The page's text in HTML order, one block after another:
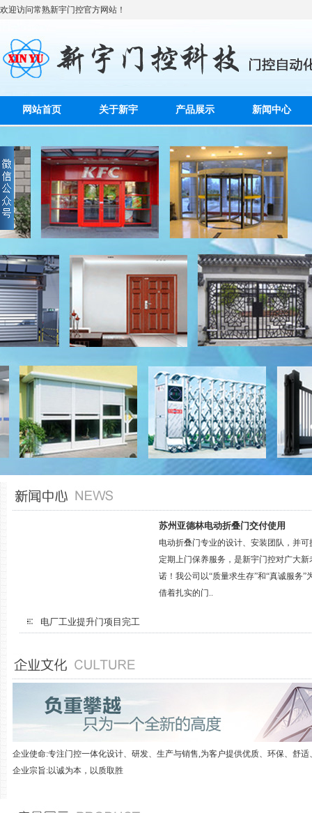
欢迎访问常熟新宇门控官方网站！
网站首页 关于新宇 产品展示 新闻中心
苏州亚德林电动折叠门交付使用
电动折叠门专业的设计、安装团队，并
定期上门保养服务，是新宇门控对广大
诺！我公司以“质量求生存”和“真诚服务”
借着扎实的门..
电厂工业提升门项目完工
企业使命:专注门控一体化设计、研发、生产与销售,为客户提供优质、环保、舒
企业宗旨:以诚为本，以质取胜